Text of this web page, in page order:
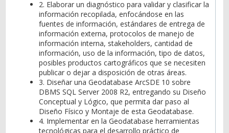
2. Elaborar un diagnóstico para validar y clasificar la
información recopilada, enfocándose en las
fuentes de información, estándares de entrega de
información externa, protocolos de manejo de
información interna, stakeholders, cantidad de
información, uso de la información, tipo de datos,
posibles productos cartográficos que se necesiten
publicar o dejar a disposición de otras áreas.
3. Diseñar una Geodatabase ArcSDE 10 sobre
DBMS SQL Server 2008 R2, entregando su Diseño
Conceptual y Lógico, que permita dar paso al
Diseño Físico y Montaje de esta Geodatabase.
4. Implementar en la Geodatabase herramientas
tecnológicas para el desarrollo práctico de